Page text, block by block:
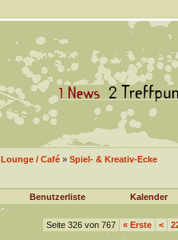
Lounge / Café» Spiel- & Kreativ-Ecke
Benutzerliste Kalender
Seite 326 von 767 «Erste <